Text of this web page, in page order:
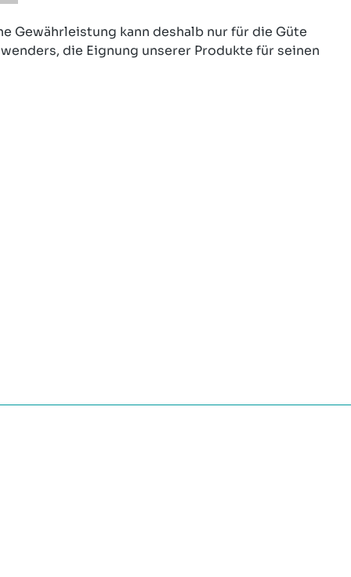
Gewährleistung kann deshalb nur für die Güte
die Eignung unserer Produkte für seinen